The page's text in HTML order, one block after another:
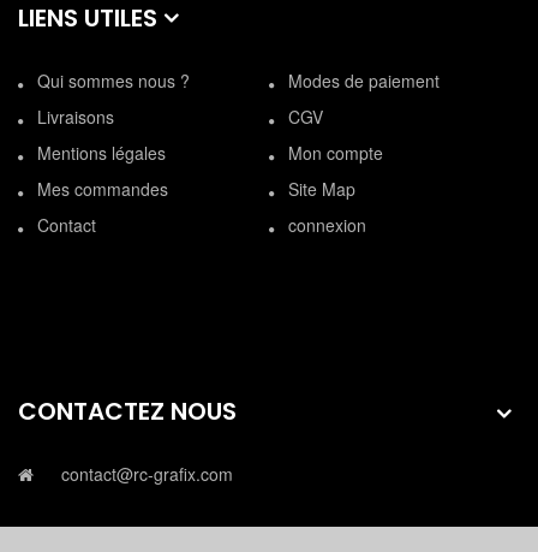
LIENS UTILES
Qui sommes nous ?
Modes de paiement
Livraisons
CGV
Mentions légales
Mon compte
Mes commandes
Site Map
Contact
connexion
CONTACTEZ NOUS
contact@rc-grafix.com